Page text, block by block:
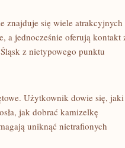
znajduje się wiele atrakcyjnych
a jednocześnie oferują kontakt
z nietypowego punktu
Użytkownik dowie się, jaki
jak dobrać kamizelkę
uniknąć nietrafionych